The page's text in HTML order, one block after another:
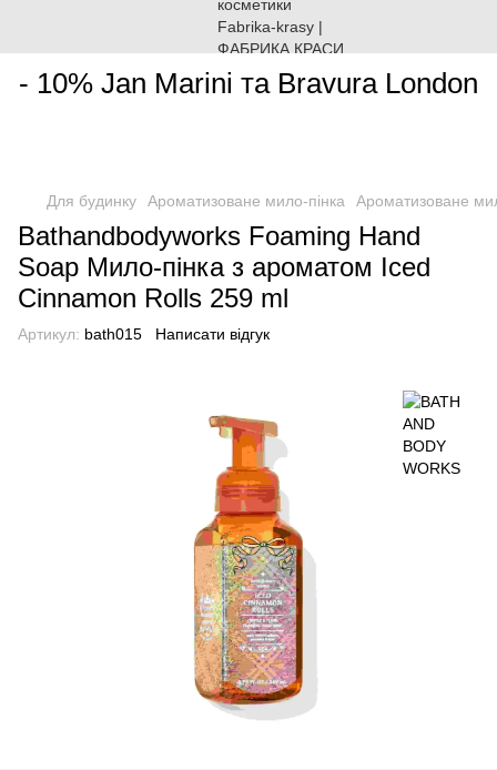
- 10% Jan Marini та Bravura London
Для будинку Ароматизоване мило-пінка Ароматизоване
Bathandbodyworks Foaming Hand
Soap Мило-пінка з ароматом Iced
Cinnamon Rolls 259 ml
Артикул: bath015 Написати відгук